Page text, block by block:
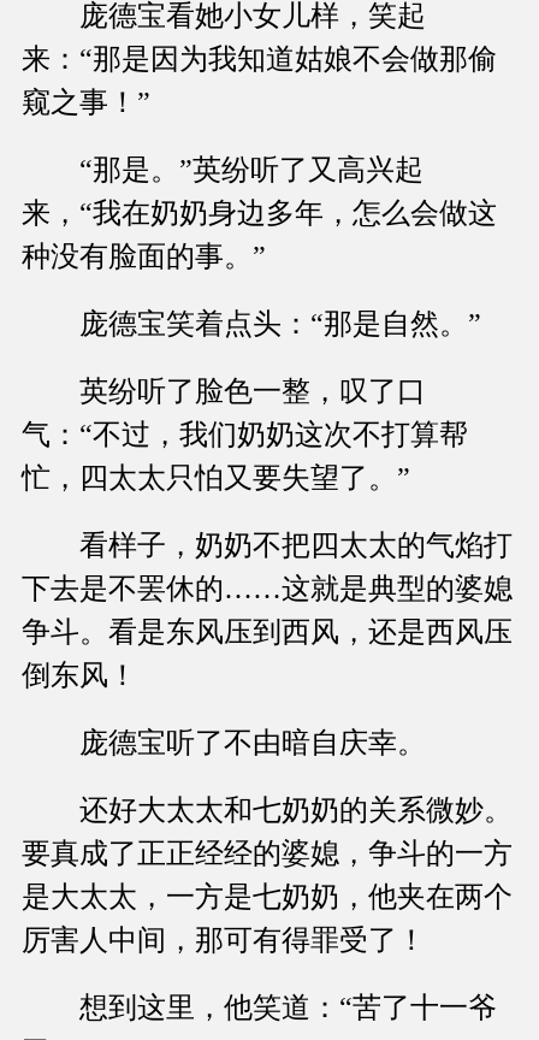
庞德宝看她小女儿样，笑起
来：“那是因为我知道姑娘不会做那偷
窥之事！”
“那是。”英纷听了又高兴起
来，“我在奶奶身边多年，怎么会做这
种没有脸面的事。”
庞德宝笑着点头：“那是自然。”
英纷听了脸色一整，叹了口
气：“不过，我们奶奶这次不打算帮
忙，四太太只怕又要失望了。”
看样子，奶奶不把四太太的气焰打
下去是不罢休的……这就是典型的婆媳
争斗。看是东风压到西风，还是西风压
倒东风！
庞德宝听了不由暗自庆幸。
还好大太太和七奶奶的关系微妙。
要真成了正正经经的婆媳，争斗的一方
是大太太，一方是七奶奶，他夹在两个
厉害人中间，那可有得罪受了！
想到这里，他笑道：“苦了十一爷